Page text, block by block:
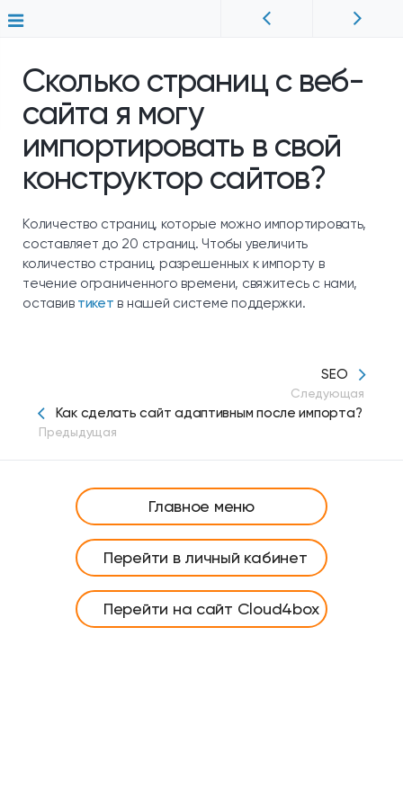
Сколько страниц с веб-
сайта я могу
импортировать в свой
конструктор сайтов?
Количество страниц, которые можно импортировать,
составляет до 20 страниц. Чтобы увеличить
количество страниц, разрешенных к импорту в
течение ограниченного времени, свяжитесь с нами,
оставив тикет в нашей системе поддержки.
Как сделать сайт адаптивным после импорта?
Предыдущая
SEO
Следующая
Главное меню
Перейти в личный кабинет
Перейти на сайт Cloud4box